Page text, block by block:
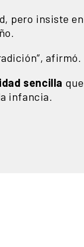
pero insiste en
afirmó.
sencilla que
infancia.